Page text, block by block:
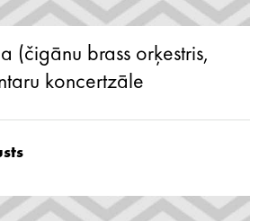
(čigānu brass orķestris,
koncertzāle